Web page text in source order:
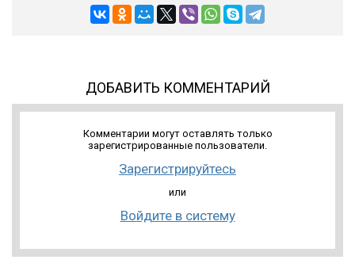
ДОБАВИТЬ КОММЕНТАРИЙ
Комментарии могут оставлять только
зарегистрированные пользователи.
Зарегистрируйтесь
или
Войдите в систему